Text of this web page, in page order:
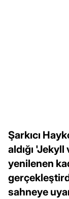
Şarkıcı
aldığı
yenilenen
sahneye